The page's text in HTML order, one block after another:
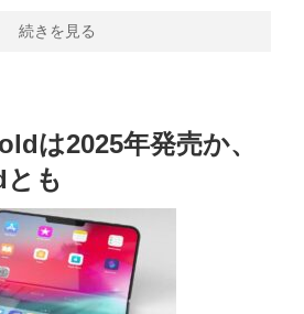
続きを見る
は2025年発売か、
も